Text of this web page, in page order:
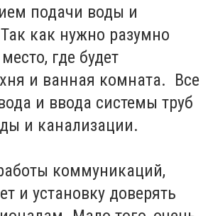
подачи воды и
как нужно разумно
где будет
и ванная комната. Все
и ввода системы труб
и канализации.
коммуникаций,
и установку доверять